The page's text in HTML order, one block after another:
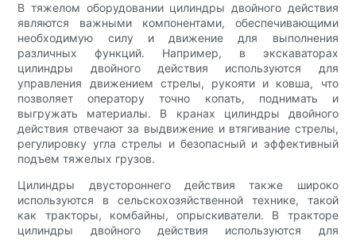
В тяжелом оборудовании цилиндры двойного действия
являются важными компонентами, обеспечивающими
необходимую силу и движение для выполнения
различных функций. Например, в экскаваторах
цилиндры двойного действия используются для
управления движением стрелы, рукояти и ковша, что
позволяет оператору точно копать, поднимать и
выгружать материалы. В кранах цилиндры двойного
действия отвечают за выдвижение и втягивание стрелы,
регулировку угла стрелы и безопасный и эффективный
подъем тяжелых грузов.
Цилиндры двустороннего действия также широко
используются в сельскохозяйственной технике, такой
как тракторы, комбайны, опрыскиватели. В тракторе
цилиндры двойного действия используются для